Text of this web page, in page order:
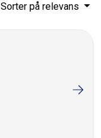
Sorter på relevans